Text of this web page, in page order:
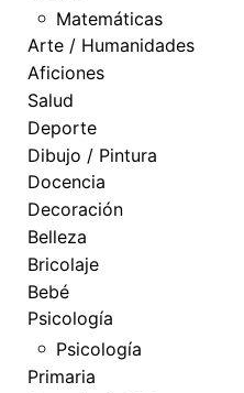
Matemáticas
Arte / Humanidades
Aficiones
Salud
Deporte
Dibujo / Pintura
Docencia
Decoración
Belleza
Bricolaje
Bebé
Psicología
Psicología
Primaria